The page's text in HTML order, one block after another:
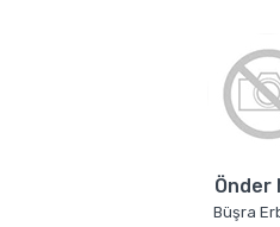
Önder
Büşra